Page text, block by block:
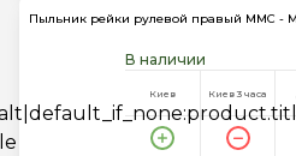
Пыльник рейки рулевой правый MMC -
В наличии
Киев Киев 3 часа